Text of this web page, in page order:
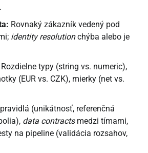
Rovnaký zákazník vedený pod
identity resolutionchýba alebo je
Rozdielne typy (string vs. numeric),
(EUR vs. CZK), mierky (net vs.
(unikátnosť, referenčná
data contractsmedzi tímami,
na pipeline (validácia rozsahov,